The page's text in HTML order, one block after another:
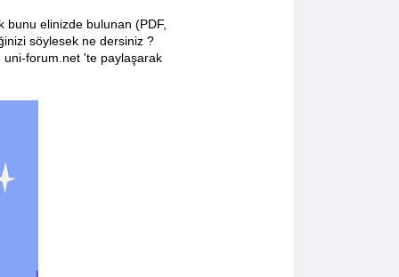
elinizde bulunan (PDF,
söylesek ne dersiniz ?
uni-forum.net 'te paylaşarak